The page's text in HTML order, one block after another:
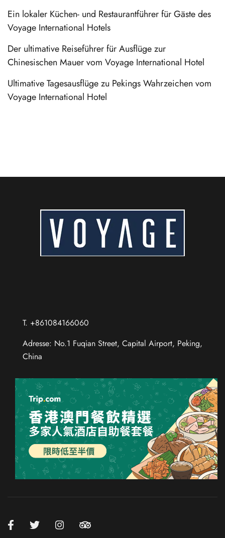
Ein lokaler Küchen- und Restaurantführer für Gäste des
Voyage International Hotels
Der ultimative Reiseführer für Ausflüge zur
Chinesischen Mauer vom Voyage International Hotel
Ultimative Tagesausflüge zu Pekings Wahrzeichen vom
Voyage International Hotel
T. +861084166060
Adresse: No.1 Fuqian Street, Capital Airport, Peking,
China
Chinese (China)
Spanish
French
Russian
Thai
Chinese (Hong Kong)
Chinese (Taiwan)